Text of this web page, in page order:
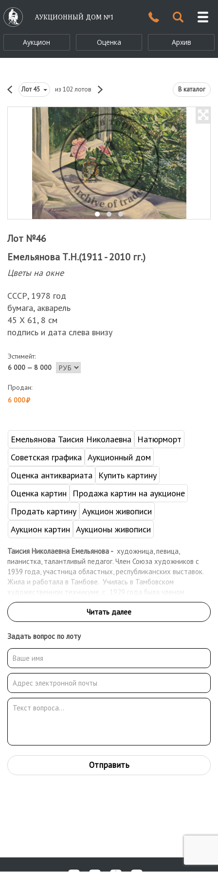
АУКЦИОННЫЙ ДОМ №1
Аукцион Оценка Архив
Лот45 из 102 лотов В каталог
Лот №46
Емельянова Т.Н.(1911 - 2010 гг.)
Цветы на окне
СССР, 1978 год
бумага, акварель
45 Х 61, 8 см
подпись и дата слева внизу
Эстимейт:
6 000 — 8 000
Продан:
6 000
Емельянова Таисия Николаевна
Натюрморт
Советская графика Аукционный дом
Оценка антиквариата
Купить картину
Оценка картин
Продажа картин на аукционе
Продать картину Аукцион живописи
Аукцион картин Аукционы живописи
Таисия Николаевна Емельянова - художница, певица,
пианистка, талантливый педагог. Член Союза художников с
1939 года, участница областных, республиканских выставок.
Жила и работала в Тамбове. Училась в Тамбовском
художественном техникуме, с 1929 года была членом
Тамбовского отделения Ассоциации художников России, а с
1939 г - членом СХ СССР. Выпускница Тамбовского
музыкального училища. Во время войны принимала участие в
концертах в воинских частях и госпиталях, в качестве
художника оформляла "Окна ТАСС". Автор портретов,
пейзажей, натюрмортов, плакатов.
Задать вопрос по лоту
Отправить